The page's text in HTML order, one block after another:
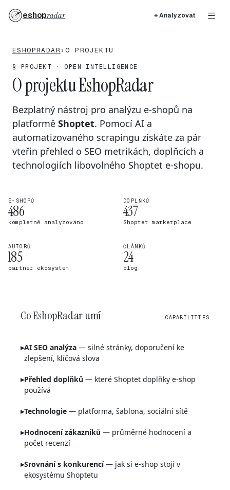
eshopradar + Analyzovat
ESHOPRADAR ›O PROJEKTU
§ PROJEKT · OPEN INTELLIGENCE
O projektu EshopRadar
Bezplatný nástroj pro analýzu e-shopů na
platformě Shoptet. Pomocí AI a
automatizovaného scrapingu získáte za pár
vteřin přehled o SEO metrikách, doplňcích a
technologiích libovolného Shoptet e-shopu.
E-SHOPŮ
486
kompletně analyzováno
DOPLŇKŮ
437
Shoptet marketplace
AUTORŮ
185
partner ekosystém
ČLÁNKŮ
24
blog
Co EshopRadar umí CAPABILITIES
▸AI SEO analýza — silné stránky, doporučení ke
zlepšení, klíčová slova
▸Přehled doplňků — které Shoptet doplňky e-shop
používá
▸Technologie — platforma, šablona, sociální sítě
▸Hodnocení zákazníků — průměrné hodnocení a
počet recenzí
▸Srovnání s konkurencí — jak si e-shop stojí v
ekosystému Shoptetu